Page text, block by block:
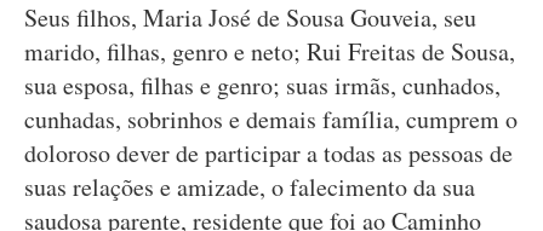
Seus filhos, Maria José de Sousa Gouveia, seu
marido, filhas, genro e neto; Rui Freitas de Sousa,
sua esposa, filhas e genro; suas irmãs, cunhados,
cunhadas, sobrinhos e demais família, cumprem o
doloroso dever de participar a todas as pessoas de
suas relações e amizade, o falecimento da sua
saudosa parente, residente que foi ao Caminho